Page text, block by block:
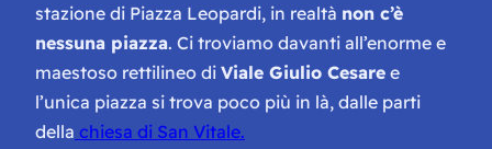
stazione di Piazza Leopardi, in realtà non c’è
nessuna piazza. Ci troviamo davanti all’enorme e
maestoso rettilineo di Viale Giulio Cesare e
l’unica piazza si trova poco più in là, dalle parti
della chiesa di San Vitale.